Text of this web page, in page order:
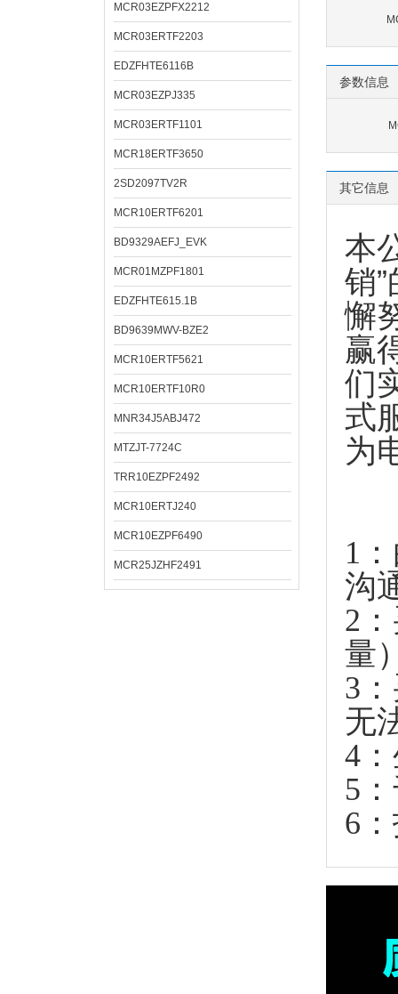
MCR03EZPFX2212
MCR03ERTF2203
EDZFHTE6116B
MCR03EZPJ335
MCR03ERTF1101
MCR18ERTF3650
2SD2097TV2R
MCR10ERTF6201
BD9329AEFJ_EVK
MCR01MZPF1801
EDZFHTE615.1B
BD9639MWV-BZE2
MCR10ERTF5621
MCR10ERTF10R0
MNR34J5ABJ472
MTZJT-7724C
TRR10EZPF2492
MCR10ERTJ240
MCR10EZPF6490
MCR25JZHF2491
参数信息
其它信息
本
销
懈
赢
们
式
为
1
沟
2
量
3
无
4
5
6